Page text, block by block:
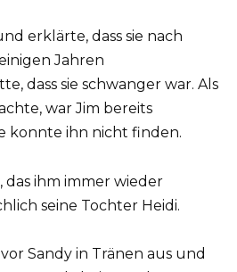
erklärte, dass sie nach
Jahren
dass sie schwanger war. Als
war Jim bereits
konnte ihn nicht finden.
das ihm immer wieder
seine Tochter Heidi.
Sandy in Tränen aus und